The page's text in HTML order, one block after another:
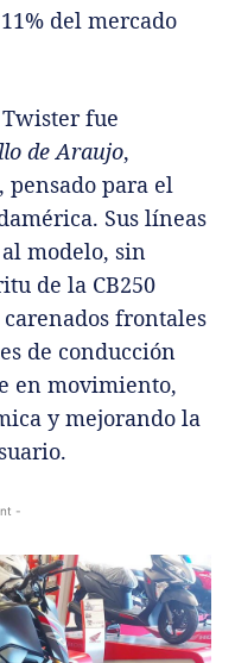
del mercado
Twister fue
de Araujo,
pensado para el
Sus líneas
modelo, sin
de la CB250
frontales
de conducción
en movimiento,
y mejorando la
-